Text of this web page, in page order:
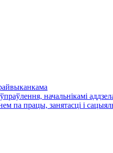
начальнікамі
працы, занятасці і